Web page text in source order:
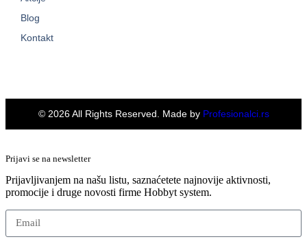
Blog
Kontakt
© 2026 All Rights Reserved. Made by Profesionalci.rs
Prijavi se na newsletter
Prijavljivanjem na našu listu, saznaćetete najnovije aktivnosti,
promocije i druge novosti firme Hobbyt system.